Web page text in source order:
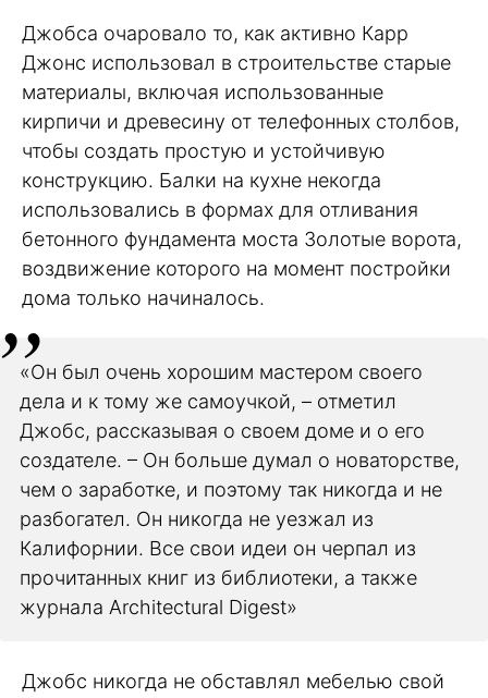
Джобса очаровало то, как активно Карр
Джонс использовал в строительстве старые
материалы, включая использованные
кирпичи и древесину от телефонных столбов,
чтобы создать простую и устойчивую
конструкцию. Балки на кухне некогда
использовались в формах для отливания
бетонного фундамента моста Золотые ворота,
воздвижение которого на момент постройки
дома только начиналось.
«Он был очень хорошим мастером своего
дела и к тому же самоучкой, – отметил
Джобс, рассказывая о своем доме и о его
создателе. – Он больше думал о новаторстве,
чем о заработке, и поэтому так никогда и не
разбогател. Он никогда не уезжал из
Калифорнии. Все свои идеи он черпал из
прочитанных книг из библиотеки, а также
журнала Architectural Digest»
Джобс никогда не обставлял мебелью свой